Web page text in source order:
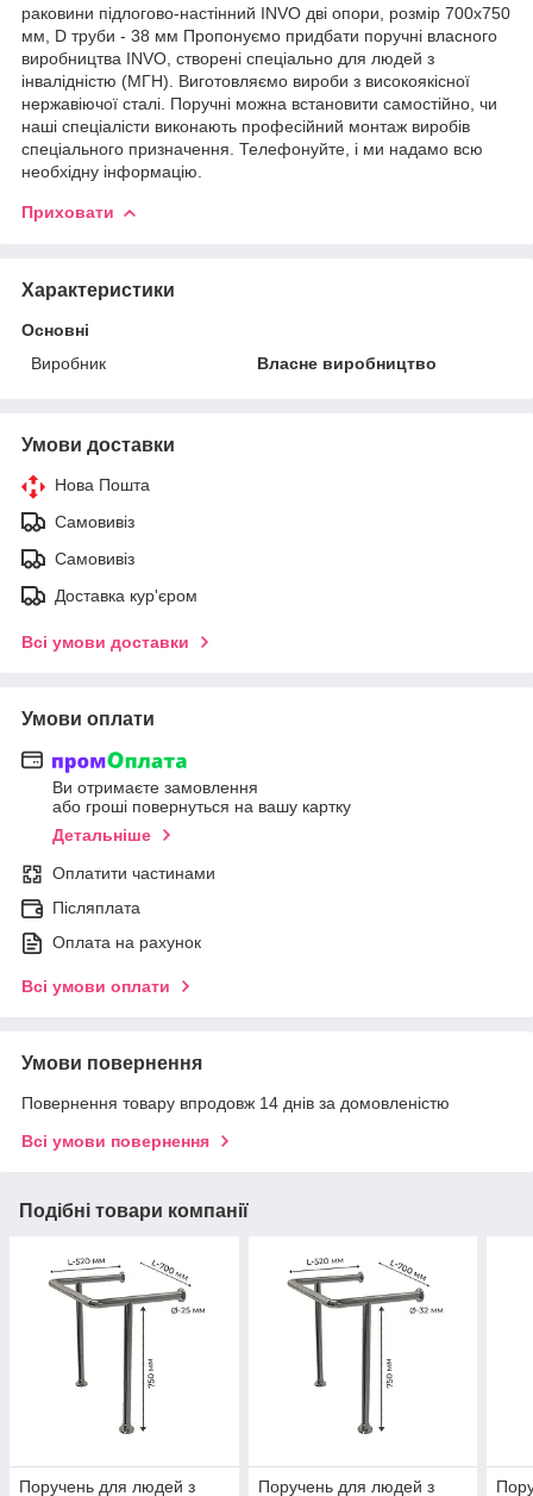
раковини підлогово-настінний INVO дві опори, розмір 700х750
мм, D труби - 38 мм Пропонуємо придбати поручні власного
виробництва INVO, створені спеціально для людей з
інвалідністю (МГН). Виготовляємо вироби з високоякісної
нержавіючої сталі. Поручні можна встановити самостійно, чи
наші спеціалісти виконають професійний монтаж виробів
спеціального призначення. Телефонуйте, і ми надамо всю
необхідну інформацію.
Приховати
Характеристики
Основні
Виробник
Власне виробництво
Умови доставки
Нова Пошта
Самовивіз
Самовивіз
Доставка кур'єром
Всі умови доставки
Умови оплати
Ви отримаєте замовлення
або гроші повернуться на вашу картку
Детальніше
Оплатити частинами
Післяплата
Оплата на рахунок
Всі умови оплати
Умови повернення
Повернення товару впродовж 14 днів за домовленістю
Всі умови повернення
Подібні товари компанії
Поручень для людей з
Поручень для людей з